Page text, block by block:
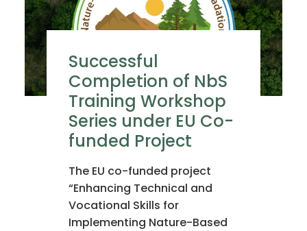
Successful
Completion of NbS
Training Workshop
Series under EU Co-
funded Project
The EU co-funded project
“Enhancing Technical and
Vocational Skills for
Implementing Nature-Based